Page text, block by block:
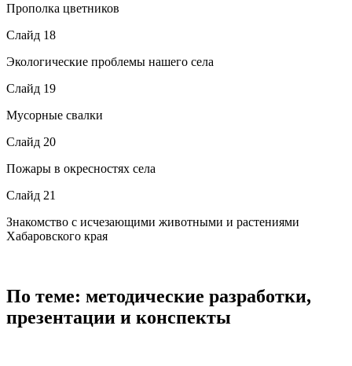
Прополка цветников
Слайд 18
Экологические проблемы нашего села
Слайд 19
Мусорные свалки
Слайд 20
Пожары в окресностях села
Слайд 21
Знакомство с исчезающими животными и растениями
Хабаровского края
По теме: методические разработки,
презентации и конспекты